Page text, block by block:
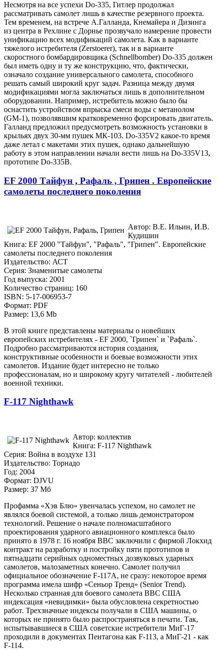
Несмотря на все успехи Do-335, Гитлер продолжал
рассматривать самолет лишь в качестве резервного проекта.
Тем временем, на встрече А.Галланда, Кнемайера и Дизинга
из центра в Рехлине с Дорнье прозвучало намерение провести
унификацию всех модификаций самолета. Как в варианте
тяжелого истребителя (Zerstoerer), так и в варианте
скоростного бомбардировщика (Schnellbomber) Do-335 должен
был иметь одну и ту же конструкцию, что, фактически,
означало создание универсального самолета, способного
решать самый широкий круг задач. Разница между двумя
модификациями могла заключаться лишь в дополнительном
оборудовании. Например, истребитель можно было бы
оснастить устройством впрыска смеси воды с метанолом
(GM-1), позволявшим кратковременно форсировать двигатель.
Галланд предложил предусмотреть возможность установки в
крыльях двух 30-мм пушек МК-103. Do-335V2 какое-то время
даже летал с макетами этих пушек, однако дальнейшую
работу в этом направлении начали вести лишь на Do-335V13,
прототипе Do-335B.
EF 2000 Тайфун , Рафаль , Грипен . Европейские
самолеты последнего поколения
Автор: В.Е. Ильин, И.В.
Кудишин
Книга: EF 2000 "Тайфун", "Рафаль", "Грипен". Европейские
самолеты последнего поколения
Издательство: АСТ
Серия: Знаменитые самолеты
Год выпуска: 2001
Количество страниц: 160
ISBN: 5-17-006953-7
Формат: PDF
Размер: 13,6 Mb
В этой книге представлены материалы о новейших
европейских истребителях - EF 2000, `Грипен` и `Рафаль`.
Подробно рассматриваются история создания,
конструктивные особенности и боевые возможности этих
самолетов. Издание будет интересно не только
профессионалам, но и широкому кругу читателей - любителей
военной техники.
F-117 Nighthawk
Автор: коллектив
Книга: F-117 Nighthawk
Серия: Война в воздухе 131
Издательство: Торнадо
Год: 2004
Формат: DJVU
Размер: 37 Мб
Профамма «Хэв Блю» увенчалась успехом, но самолет не
являлся боевой системой, а только лишь демонстратором
технологий. Решение о начале полномасштабного
проектирования ударного авиационного комплекса было
принято в 1978 г. 16 ноября ВВС заключили с фирмой Локхид
контракт на разработку и постройку пяти прототипов и
пятнадцати серийных одноместных дозвуковых ударных
самолетов, малозаметных конечно. Самолет получил
официальное обозначение F-117А, не сразу: некоторое время
программа имела шифр «Сеньор Тренд» (Senior Trend).
Несколько странная для боевого самолета ВВС США
индексация «невидимки» была обусловлена секретностью
работ. Трехзначные индексы получали в США машины, о
которых не принято было распространяться в печати. Так,
испытывавшиеся в США советские истребители МиГ-17
проходили в документах Пентагона как F-113, а МиГ-21 - как
F-114.